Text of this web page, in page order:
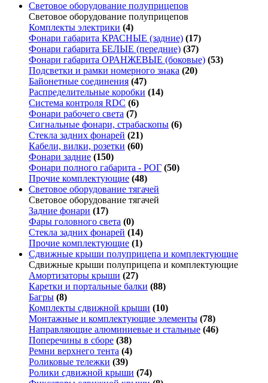
Световое оборудование полуприцепов
Световое оборудование полуприцепов
Комплекты электрики (4)
Фонари габарита КРАСНЫЕ (задние) (17)
Фонари габарита БЕЛЫЕ (передние) (37)
Фонари габарита ОРАНЖЕВЫЕ (боковые) (53)
Подсветки и рамки номерного знака (20)
Байонетные соединения (47)
Распределительные коробки (14)
Система контроля RDC (6)
Фонари рабочего света (7)
Сигнальные фонари, страбаскопы (6)
Стекла задних фонарей (21)
Кабели, вилки, розетки (60)
Фонари задние (150)
Фонари полного габарита - РОГ (50)
Прочие комплектующие (48)
Световое оборудование тягачей
Световое оборудование тягачей
Задние фонари (17)
Фары головного света (0)
Стекла задних фонарей (14)
Прочие комплектующие (1)
Сдвижные крыши полуприцепа и комплектующие
Сдвижные крыши полуприцепа и комплектующие
Амортизаторы крыши (27)
Каретки и портальные балки (88)
Багры (8)
Комплекты сдвижной крыши (10)
Монтажные и комплектующие элементы (78)
Направляющие алюминиевые и стальные (46)
Поперечины в сборе (38)
Ремни верхнего тента (4)
Роликовые тележки (39)
Ролики сдвижной крыши (74)